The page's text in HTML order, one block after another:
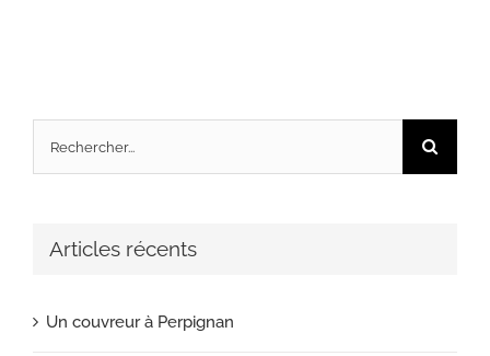
Rechercher:
Articles récents
Un couvreur à Perpignan